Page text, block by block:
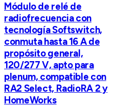
Módulo de relé de
radiofrecuencia con
tecnología Softswitch,
conmuta hasta 16 A de
propósito general,
120/277 V, apto para
plenum, compatible con
RA2 Select, RadioRA 2 y
HomeWorks